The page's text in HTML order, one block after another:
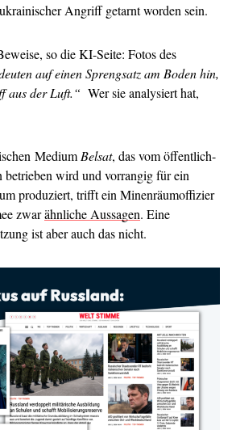
Angriff getarnt worden sein.
so die KI-Seite: Fotos des
auf einen Sprengsatz am Boden hin,
aus der Luft.“ Wer sie analysiert hat,
Medium Belsat, das vom öffentlich-
betrieben wird und vorrangig für ein
produziert, trifft ein Minenräumoffizier
zwarähnliche Aussagen. Eine
ist aber auch das nicht.